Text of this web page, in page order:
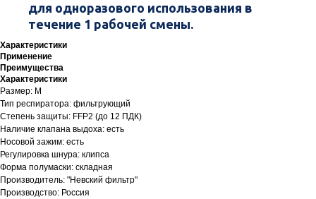
для одноразового использования в
течение 1 рабочей смены.
Характеристики
Применение
Преимущества
Характеристики
Размер: M
Тип респиратора: фильтрующий
Степень защиты: FFP2 (до 12 ПДК)
Наличие клапана выдоха: есть
Носовой зажим: есть
Регулировка шнура: клипса
Форма полумаски: складная
Производитель: "Невский фильтр"
Производство: Россия